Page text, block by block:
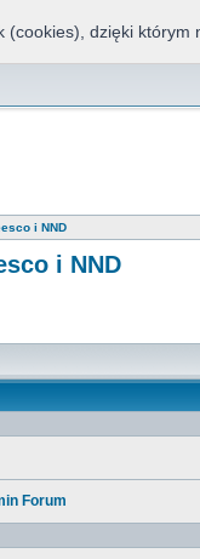
i NND
i NND
Forum
(cookies), dzięki którym